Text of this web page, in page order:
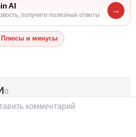
AI
получите полезные ответы
→
Плюсы и минусы
0